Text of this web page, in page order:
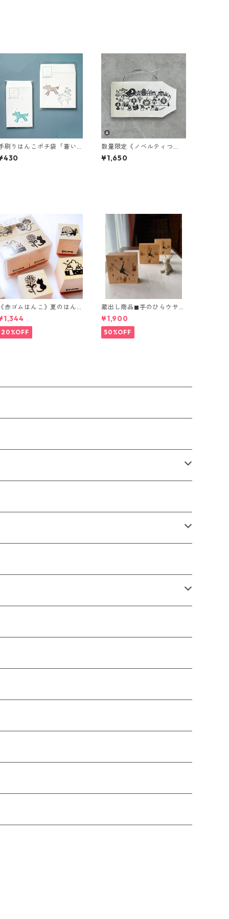
刷りはんこポチ袋「蒼い
」「春を駈ける馬」
数量限定《ノベルティつ
き》ブックカバー「ごんと
読書の夜」
¥1,650
赤ゴムはんこ》夏のはん
つめあわせ
20%OFF
蔵出し商品◼︎手のひらウサギ
時計 2種
¥1,900
50%OFF